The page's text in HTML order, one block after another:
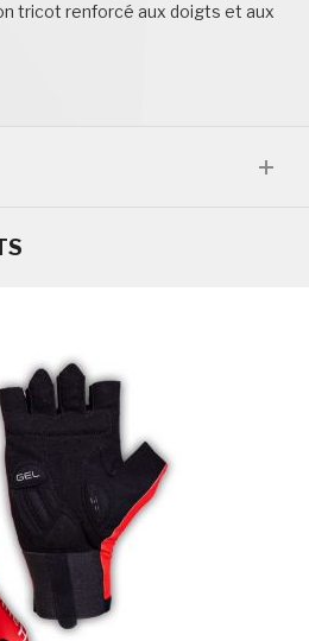
tricot renforcé aux doigts et aux